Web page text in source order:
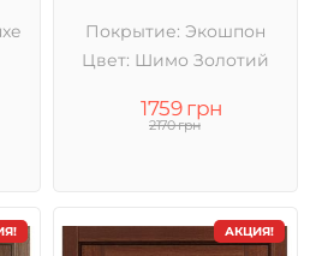
Покрытие: Экошпон
Цвет: Шимо Золотий
1759 грн
2170 грн
АКЦИЯ!